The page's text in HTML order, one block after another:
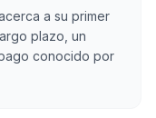
a su primer
plazo, un
conocido por